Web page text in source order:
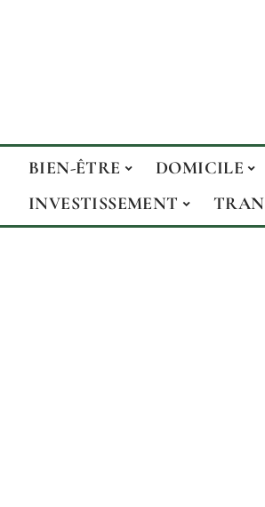
BIEN-ÊTRE DOMICILE
INVESTISSEMENT